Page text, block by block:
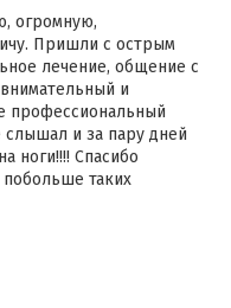
огромную,
Пришли с острым
лечение, общение с
и
профессиональный
слышал и за пару дней
ноги!!!! Спасибо
таких